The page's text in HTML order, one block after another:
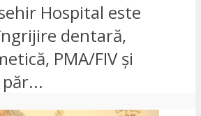
Hospital este
dentară,
PMA/FIV și